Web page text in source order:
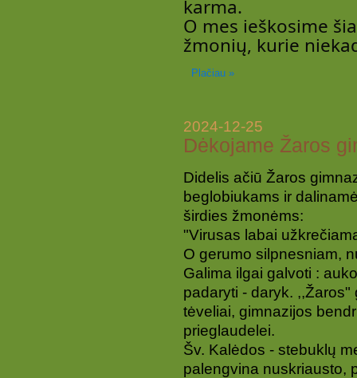
karma.
O mes ieškosime
žmonių, kurie
Plačiau »
2024-12-25
Dėkojame Žaros
Didelis ačiū Žaros
beglobiukams ir
širdies žmonėms:
"Virusas labai
O gerumo silpnesniam,
Galima ilgai galvoti :
padaryti - daryk. ,,Žaros"
tėveliai, gimnazijos
prieglaudelei.
Šv. Kalėdos - stebuklų
palengvina nuskriausto,